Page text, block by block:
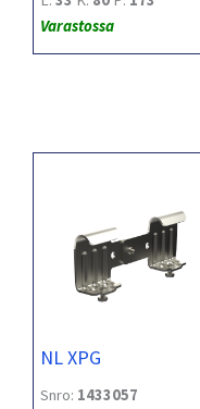
Varastossa
NL XPG
Snro: 1433057